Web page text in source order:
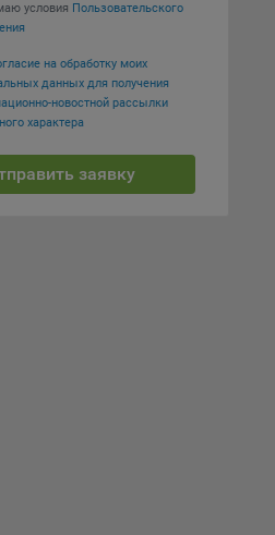
условия Пользовательского
на обработку моих
данных для получения
новостной рассылки
характера
заявку